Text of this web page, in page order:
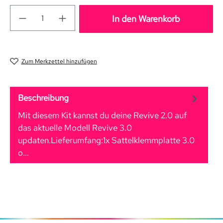
In den Warenkorb
Zum Merkzettel hinzufügen
Beschreibung
Mit diesem Kit kannst du deine Revive 2.0 auf
das aktuelle Modell Revive 3.0
updaten.Lieferumfang:1x Sattelklemmplatte 3.0
o…